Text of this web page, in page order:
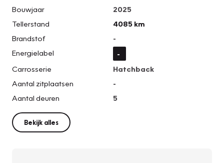
Bouwjaar
2025
Tellerstand
4085 km
Brandstof
-
Energielabel
-
Carrosserie
Hatchback
Aantal zitplaatsen
-
Aantal deuren
5
Bekijk alles